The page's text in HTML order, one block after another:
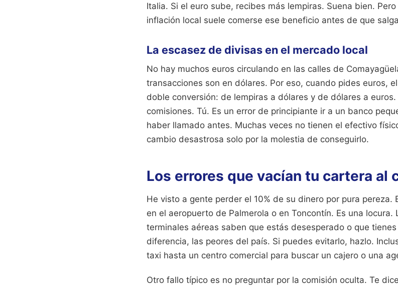
Italia. Si el euro sube, recibes más lempiras. Suena bien.
inflación local suele comerse ese beneficio antes de que
La escasez de divisas en el mercado local
No hay muchos euros circulando en las calles de
transacciones son en dólares. Por eso, cuando pides euros,
doble conversión: de lempiras a dólares y de dólares a
comisiones. Tú. Es un error de principiante ir a un banco
haber llamado antes. Muchas veces no tienen el efectivo
cambio desastrosa solo por la molestia de conseguirlo.
Los errores que vacían tu cartera al
He visto a gente perder el 10% de su dinero por pura pereza.
en el aeropuerto de Palmerola o en Toncontín. Es una locura.
terminales aéreas saben que estás desesperado o que
diferencia, las peores del país. Si puedes evitarlo, hazlo.
taxi hasta un centro comercial para buscar un cajero o una
Otro fallo típico es no preguntar por la comisión oculta. Te